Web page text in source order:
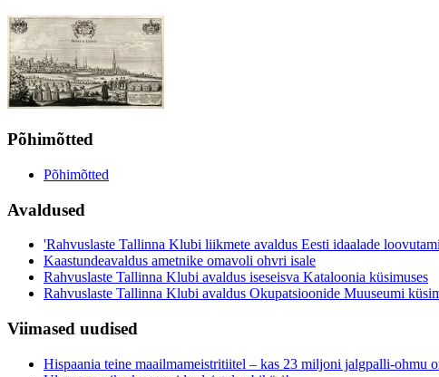
Põhimõtted
Põhimõtted
Avaldused
'Rahvuslaste Tallinna Klubi liikmete avaldus Eesti idaalade
Kaastundeavaldus ametnike omavoli ohvri isale
Rahvuslaste Tallinna Klubi avaldus iseseisva Kataloonia küsimuses
Rahvuslaste Tallinna Klubi avaldus Okupatsioonide Muuseumi
Viimased uudised
Hispaania teine maailmameistritiitel – kas 23 miljoni jalgpalli-ohmu